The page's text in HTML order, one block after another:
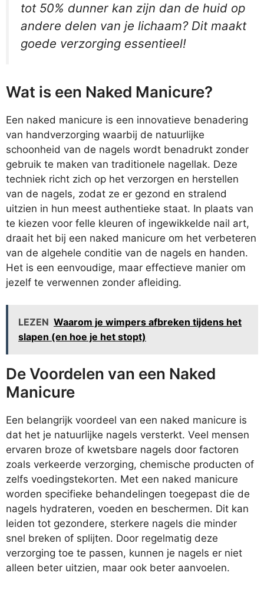
tot 50% dunner kan zijn dan de huid op
andere delen van je lichaam? Dit maakt
goede verzorging essentieel!
Wat is een Naked Manicure?
Een naked manicure is een innovatieve benadering
van handverzorging waarbij de natuurlijke
schoonheid van de nagels wordt benadrukt zonder
gebruik te maken van traditionele nagellak. Deze
techniek richt zich op het verzorgen en herstellen
van de nagels, zodat ze er gezond en stralend
uitzien in hun meest authentieke staat. In plaats van
te kiezen voor felle kleuren of ingewikkelde nail art,
draait het bij een naked manicure om het verbeteren
van de algehele conditie van de nagels en handen.
Het is een eenvoudige, maar effectieve manier om
jezelf te verwennen zonder afleiding.
LEZEN Waarom je wimpers afbreken tijdens het
slapen (en hoe je het stopt)
De Voordelen van een Naked
Manicure
Een belangrijk voordeel van een naked manicure is
dat het je natuurlijke nagels versterkt. Veel mensen
ervaren broze of kwetsbare nagels door factoren
zoals verkeerde verzorging, chemische producten of
zelfs voedingstekorten. Met een naked manicure
worden specifieke behandelingen toegepast die de
nagels hydrateren, voeden en beschermen. Dit kan
leiden tot gezondere, sterkere nagels die minder
snel breken of splijten. Door regelmatig deze
verzorging toe te passen, kunnen je nagels er niet
alleen beter uitzien, maar ook beter aanvoelen.